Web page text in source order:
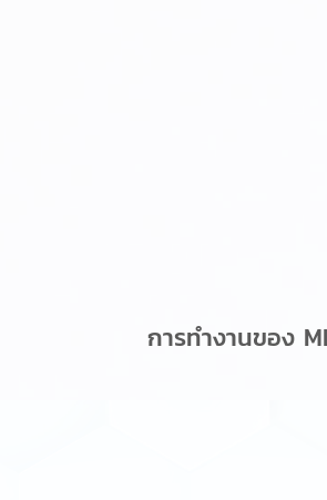
การทำงานของ